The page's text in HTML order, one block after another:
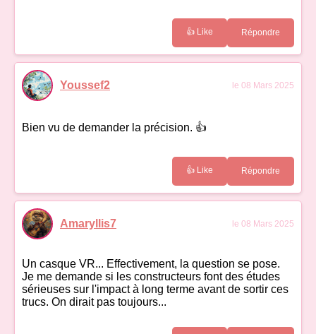
👍 Like Répondre
Youssef2 le 08 Mars 2025
Bien vu de demander la précision. 👍
👍 Like Répondre
Amaryllis7 le 08 Mars 2025
Un casque VR... Effectivement, la question se pose.
Je me demande si les constructeurs font des études
sérieuses sur l'impact à long terme avant de sortir ces
trucs. On dirait pas toujours...